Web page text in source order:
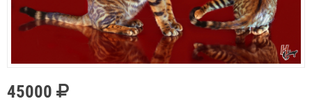
45000